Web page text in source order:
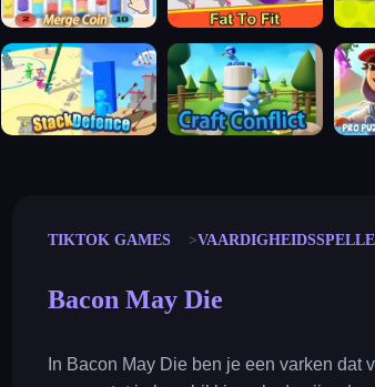
stack defence craft conflict
TIKTOK GAMES
Bacon May Die
In Bacon May Die ben je een varken dat